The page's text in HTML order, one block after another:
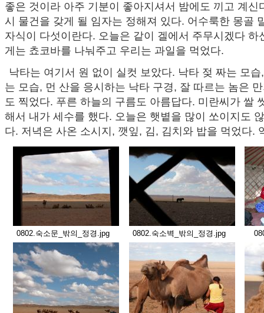
좋은 것이라 아주 기분이 좋아지셔서 밤에도 끼고 계신
시 물건을 갖게 될 임자는 정해져 있다. 어수룩한 몽골
자식이 다섯이란다. 오늘은 같이 겔에서 주무시겠다 하
게는 쵸코바를 나눠주고 우리는 과일을 먹었다.
낙타는 여기서 원 없이 실컷 보았다. 낙타 젖 짜는 모
는 모습, 먼 산을 응시하는 낙타 구경, 잘 따르는 놈은
도 찍었다. 푸른 하늘의 구름도 아름답다. 미란씨가 쌀
해서 내가 세수를 했다. 오늘은 햇볕을 많이 쏘이지도
다. 저녁은 사온 소시지, 깻잎, 김, 김치와 밥을 먹었다.
0802.숙소문_밖의_정경.jpg 0802.숙소벽_밖의_정경.jpg